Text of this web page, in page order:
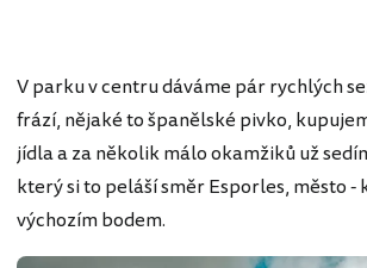
V parku v centru dáváme pár rychlých
frází, nějaké to španělské pivko,
jídla a za několik málo okamžiků už
který si to peláší směr Esporles, město -
výchozím bodem.